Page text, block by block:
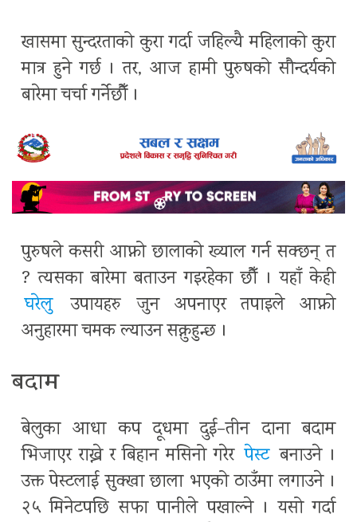
खासमा सुन्दरताको कुरा गर्दा जहिल्यै महिलाको कुरा
मात्र हुने गर्छ । तर, आज हामी पुरुषको सौन्दर्यको
बारेमा चर्चा गर्नेछौँ ।
पुरुषले कसरी आफ्नो छालाको ख्याल गर्न सक्छन् त
? त्यसका बारेमा बताउन गइरहेका छौँ । यहाँ केही
घरेलु
उपायहरु जुन अपनाएर तपाइले आफ्नो
अनुहारमा चमक ल्याउन सक्नुहुन्छ ।
बदाम
बेलुका आधा कप दूधमा दुई–तीन दाना बदाम
भिजाएर राख्ने र बिहान मसिनो गरेर पेस्ट बनाउने ।
उक्त पेस्टलाई सुक्खा छाला भएको ठाउँमा लगाउने ।
२५ मिनेटपछि सफा पानीले पखाल्ने । यसो गर्दा